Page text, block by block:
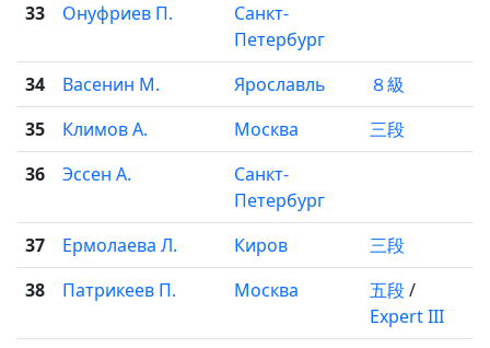
33
Онуфриев П.
Санкт-
Петербург
34
Васенин М. Ярославль
８級
35
Климов А. Москва
三段
36
Эссен А.
Санкт-
Петербург
37
Ермолаева Л. Киров
三段
38
Патрикеев П. Москва 五段/
Expert III